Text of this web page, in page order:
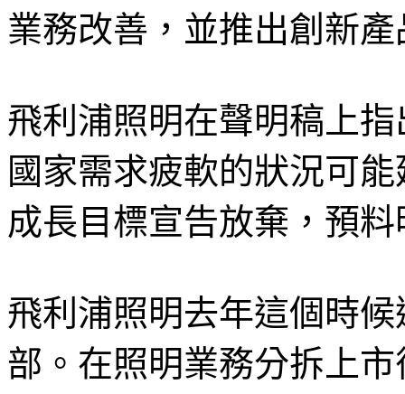
業務改善，並推出創新
飛利浦照明在聲明稿上
國家需求疲軟的狀況可
成長目標宣告放棄，預
飛利浦照明去年這個時
部。在照明業務分拆上